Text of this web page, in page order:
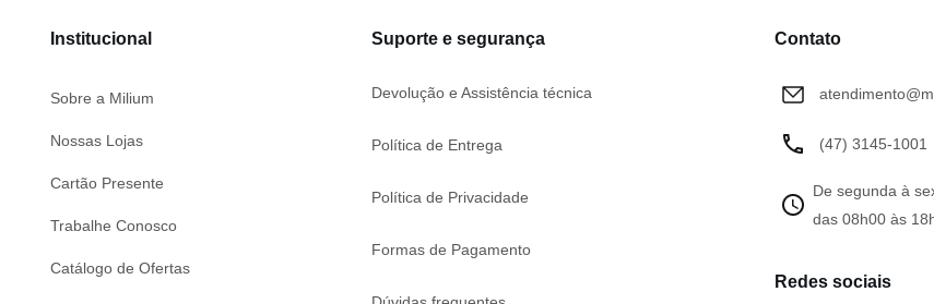
Institucional
Sobre a Milium
Nossas Lojas
Cartão Presente
Trabalhe Conosco
Catálogo de Ofertas
Suporte e segurança
Devolução e Assistência técnica
Política de Entrega
Política de Privacidade
Formas de Pagamento
Contato
(47) 3145-1001
De segunda à
das 08h00 às
Redes sociais